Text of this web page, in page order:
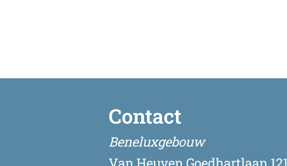
Contact
Beneluxgebouw
Van Heuven Goedhartlaan 121